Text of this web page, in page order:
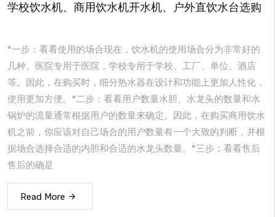
学校饮水机、商用饮水机开水机、户外直饮水台选购
*一步：看看使用的场合现在，饮水机的使用场合分为非常好的
几种。医院专用于医院，学校专用于学校、工厂、单位、酒店
等。因此，在购买时，细分热水器在设计和功能上更加人性化，
使用更加方便。*二步：看看用户数量水胆、水龙头的数量和水
锅炉的流量通常根据用户的数量来确定。因此，在购买商用饮水
机之前，你应该对自己场合的用户数量有一个大致的判断，并根
据场合选择合适的内胆和合适的水龙头数量。*三步：看看售后
售后的确是
Read More